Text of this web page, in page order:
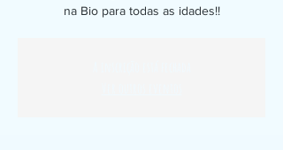
na Bio para todas as idades!!